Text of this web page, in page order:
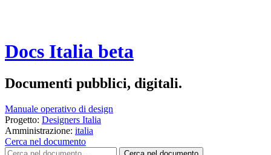
Docs Italia beta
Documenti pubblici, digitali.
Manuale operativo di design
Progetto: Designers Italia
Amministrazione: italia
Cerca nel documento